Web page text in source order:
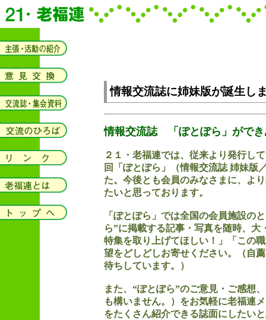
情報交流誌に姉妹版が誕生し
情報交流誌 「ぽとぽら」ができ
２１・老福連では、従来より発行し
回「ぽとぽら」（情報交流誌 姉妹版
た。今後とも会員のみなさまに、よ
たいと思っております。
「ぽとぽら」では全国の会員施設の
ら”に掲載する記事・写真を随時、
特集を取り上げてほしい！」「この
望をどしどしお寄せください。（自
待ちしています。）
また、“ぽとぽら”のご意見・ご感想
も構いません。）をお気軽に老福連
をたくさん紹介できる誌面にしたい